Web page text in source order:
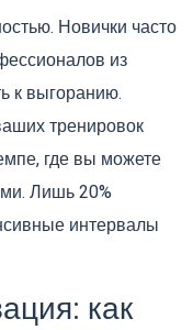
Новички часто
из
к выгоранию.
тренировок
где вы можете
Лишь 20%
интервалы
как